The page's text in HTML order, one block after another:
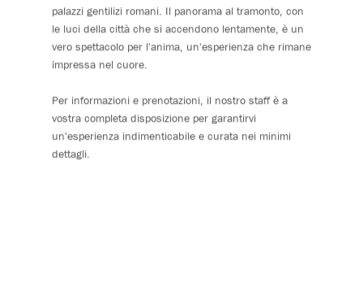
palazzi gentilizi romani. Il panorama al tramonto, con
le luci della città che si accendono lentamente, è un
vero spettacolo per l'anima, un'esperienza che rimane
impressa nel cuore.
Per informazioni e prenotazioni, il nostro staff è a
vostra completa disposizione per garantirvi
un'esperienza indimenticabile e curata nei minimi
dettagli.